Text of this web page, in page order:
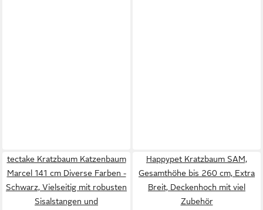
tectake Kratzbaum Katzenbaum
Marcel 141 cm Diverse Farben -
Schwarz, Vielseitig mit robusten
Sisalstangen und
Happypet Kratzbaum SAM,
Gesamthöhe bis 260 cm, Extra
Breit, Deckenhoch mit viel
Zubehör